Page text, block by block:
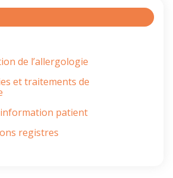
de l’allergologie
et traitements de
patient
registres